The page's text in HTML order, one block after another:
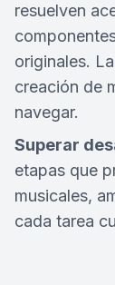
resuelven
originales.
creación de
navegar.
Superar
etapas que
musicales,
cada tarea